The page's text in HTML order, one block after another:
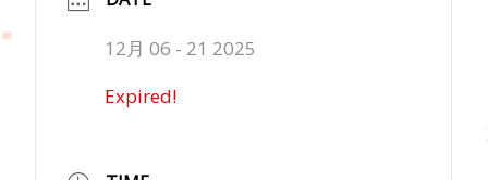
12月 06 - 21 2025
Expired!